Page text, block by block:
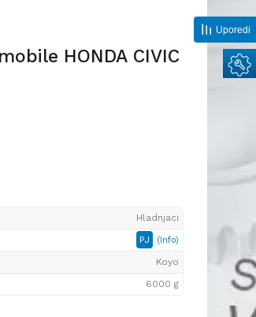
HONDA CIVIC
Hladnjaci
PJ (Info)
Koyo
6000 g
Uporedi